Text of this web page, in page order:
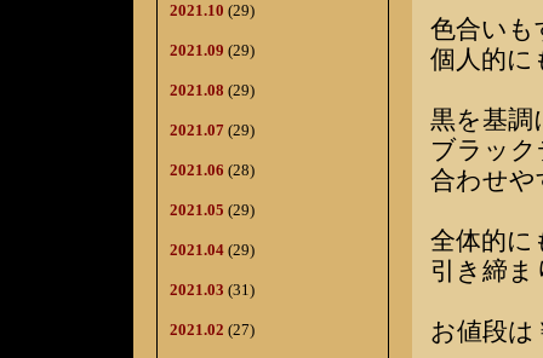
2021.10 (29)
2021.09 (29)
2021.08 (29)
2021.07 (29)
2021.06 (28)
2021.05 (29)
2021.04 (29)
2021.03 (31)
2021.02 (27)
色合いも
個人的に
黒を基調
ブラッ
合わせ
全体的に
引き締
お値段は